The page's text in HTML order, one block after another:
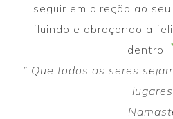
seguir em direção ao
fluindo e abraçando a
dentro.
” Que todos os seres